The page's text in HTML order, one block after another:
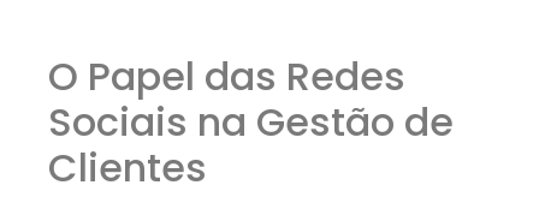
O Papel das Redes
Sociais na Gestão de
Clientes